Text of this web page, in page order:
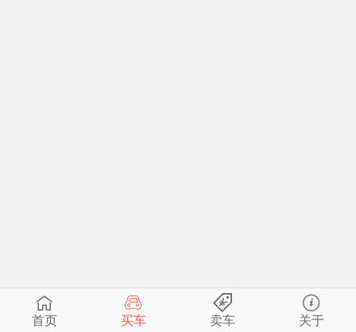
首页 买车 卖车 关于